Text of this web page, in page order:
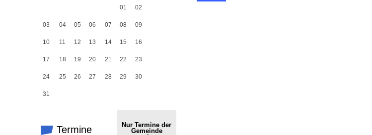
01 02
03 04 05 06 07 08 09
10 11 12 13 14 15 16
17 18 19 20 21 22 23
24 25 26 27 28 29 30
31
Termine
Nur Termine der
Gemeinde